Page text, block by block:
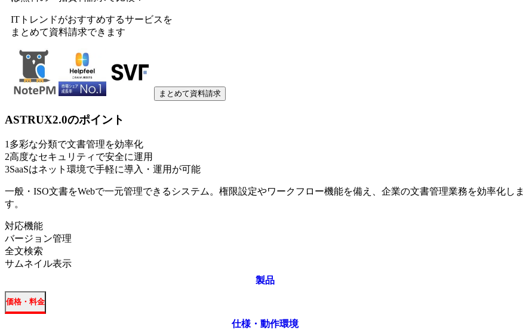
ITトレンドがおすすめするサービスを
まとめて資料請求できます
まとめて資料請求
ASTRUX2.0のポイント
1多彩な分類で文書管理を効率化
2高度なセキュリティで安全に運用
3SaaSはネット環境で手軽に導入・運用が可能
一般・ISO文書をWebで一元管理できるシステム。権限設定やワークフロー機能を備え、企業の文書管理業務を効率化しま
す。
対応機能
バージョン管理
全文検索
サムネイル表示
製品
価格・料金
仕様・動作環境